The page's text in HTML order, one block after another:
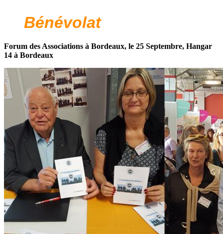
Bénévolat
Forum des Associations à Bordeaux, le 25 Septembre, Hangar
14 à Bordeaux